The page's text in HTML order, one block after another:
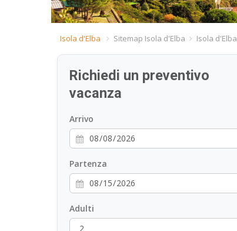
Isola d'Elba Sitemap Isola d'Elba Isola d'Elba
Richiedi un preventivo
vacanza
Arrivo
Partenza
Adulti